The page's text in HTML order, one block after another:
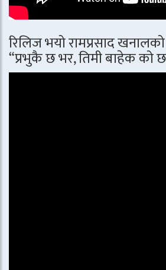
रिलिज भयो रामप्रसाद
“प्रभुकै छ भर, तिमी बाहेक को